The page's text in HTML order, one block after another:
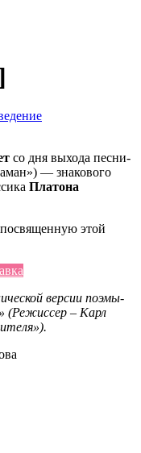
со дня выхода песни-
— знакового
Платона
этой
версии поэмы-
(Режиссер – Карл